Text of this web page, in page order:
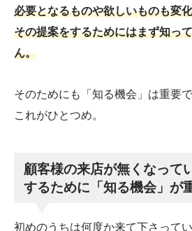
必要となるものや欲しいものも変
その提案をするためにはまず知っ
ん。
そのためにも「知る機会」は重要で
これがひとつめ。
顧客様の来店が無くなって
するために「知る機会」が
初めのうちは何度か来て下さって